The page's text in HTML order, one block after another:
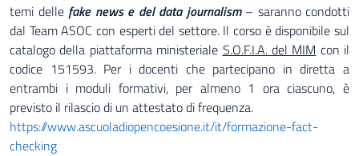
temi delle fake news e del data journalism– saranno condotti
dal Team ASOC con esperti del settore. Il corso è disponibile sul
catalogo della piattaforma ministeriale S.O.F.I.A. del MIM con il
codice 151593. Per i docenti che partecipano in diretta a
entrambi i moduli formativi, per almeno 1 ora ciascuno, è
previsto il rilascio di un attestato di frequenza.
https://www.ascuoladiopencoesione.it/it/formazione-fact-
checking